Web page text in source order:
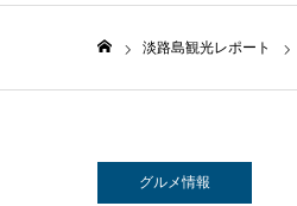
淡路島観光レポート
グルメ情報